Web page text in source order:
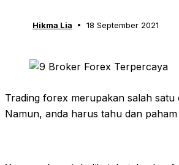
Hikma Lia 18 September 2021
Trading forex merupakan salah
Namun, anda harus tahu dan